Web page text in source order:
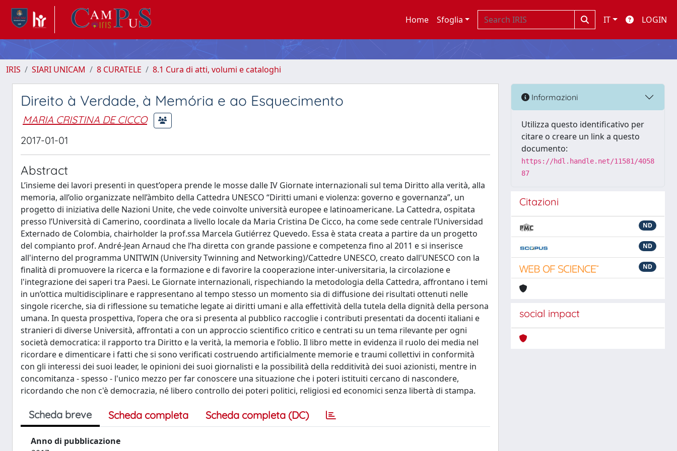
Home Sfoglia IT LOGIN
IRIS SIARI UNICAM 8 CURATELE 8.1 Cura di atti, volumi e cataloghi
Direito à Verdade, à Memória e ao Esquecimento
MARIA CRISTINA DE CICCO
2017-01-01
Abstract
L’insieme dei lavori presenti in quest’opera prende le mosse dalle IV Giornate internazionali sul tema Diritto alla verità, alla
memoria, all’olio organizzate nell’àmbito della Cattedra UNESCO “Diritti umani e violenza: governo e governanza”, un
progetto di iniziativa delle Nazioni Unite, che vede coinvolte università europee e latinoamericane. La Cattedra, ospitata
presso l’Università di Camerino, coordinata a livello locale da Maria Cristina De Cicco, ha come sede centrale l’Universidad
Externado de Colombia, chairholder la prof.ssa Marcela Gutiérrez Quevedo. Essa è stata creata a partire da un progetto
del compianto prof. André-Jean Arnaud che l’ha diretta con grande passione e competenza fino al 2011 e si inserisce
all'interno del programma UNITWIN (University Twinning and Networking)/Cattedre UNESCO, creato dall'UNESCO con la
finalità di promuovere la ricerca e la formazione e di favorire la cooperazione inter-universitaria, la circolazione e
l'integrazione dei saperi tra Paesi. Le Giornate internazionali, rispechiando la metodologia della Cattedra, affrontano i temi
in un’ottica multidisciplinare e rappresentano al tempo stesso un momento sia di diffusione dei risultati ottenuti nelle
singole ricerche, sia di riflessione su tematiche legate ai diritti umani e alla effettività della tutela della dignità della persona
umana. In questa prospettiva, l’opera che ora si presenta al pubblico raccoglie i contributi presentati da docenti italiani e
stranieri di diverse Università, affrontati a con un approccio scientifico critico e centrati su un tema rilevante per ogni
società democratica: il rapporto tra Diritto e la verità, la memoria e l’oblio. Il libro mette in evidenza il ruolo dei media nel
ricordare e dimenticare i fatti che si sono verificati costruendo artificialmente memorie e traumi collettivi in conformità
con gli interessi dei suoi leader, le opinioni dei suoi giornalisti e la possibilità della redditività dei suoi azionisti, mentre in
concomitanza - spesso - l'unico mezzo per far conoscere una situazione che i poteri istituiti cercano di nascondere,
ricordando che non c'è democrazia, né libero controllo dei poteri politici, religiosi ed economici senza libertà di stampa.
Scheda breve Scheda completa Scheda completa (DC)
Anno di pubblicazione
Informazioni
Utilizza questo identificativo per
citare o creare un link a questo
documento:
https://hdl.handle.net/11581/4058
87
Citazioni
ND
ND
ND
social impact